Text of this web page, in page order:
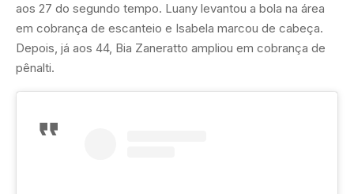
aos 27 do segundo tempo. Luany levantou a bola na área
em cobrança de escanteio e Isabela marcou de cabeça.
Depois, já aos 44, Bia Zaneratto ampliou em cobrança de
pênalti.